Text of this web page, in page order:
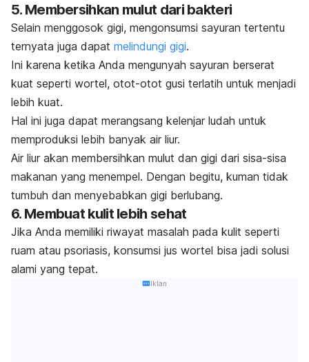
5. Membersihkan mulut dari bakteri
Selain menggosok gigi, mengonsumsi sayuran tertentu
ternyata juga dapat melindungi gigi.
Ini karena ketika Anda mengunyah sayuran berserat
kuat seperti wortel, otot-otot gusi terlatih untuk menjadi
lebih kuat.
Hal ini juga dapat merangsang kelenjar ludah untuk
memproduksi lebih banyak air liur.
Air liur akan membersihkan mulut dan gigi dari sisa-sisa
makanan yang menempel. Dengan begitu, kuman tidak
tumbuh dan menyebabkan gigi berlubang.
6. Membuat kulit lebih sehat
Jika Anda memiliki riwayat masalah pada kulit seperti
ruam atau psoriasis, konsumsi jus wortel bisa jadi solusi
alami yang tepat.
Iklan